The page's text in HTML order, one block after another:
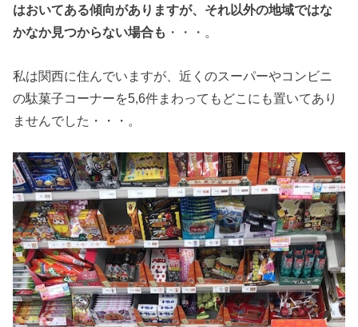
はおいてある傾向がありますが、それ以外の地域ではな
かなか見つからない場合も ・・・。
私は関西に住んでいますが、近くのスーパーやコンビニ
の駄菓子コーナーを5,6件まわってもどこにも置いてあり
ませんでした・・・。